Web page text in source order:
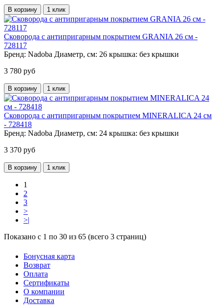
В корзину 1 клик
Сковорода с антипригарным покрытием GRANIA 26 см -
728117
Бренд: Nadoba Диаметр, см: 26 крышка: без крышки
3 780 руб
В корзину 1 клик
Сковорода с антипригарным покрытием MINERALICA 24 см
- 728418
Бренд: Nadoba Диаметр, см: 24 крышка: без крышки
3 370 руб
В корзину 1 клик
1
2
3
>
>|
Показано с 1 по 30 из 65 (всего 3 страниц)
Бонусная карта
Возврат
Оплата
Сертификаты
О компании
Доставка